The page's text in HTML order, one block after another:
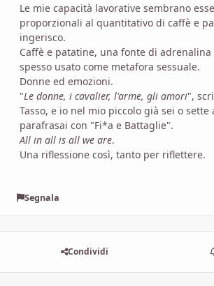
Le mie capacità lavorative sembrano
proporzionali al quantitativo di caffè e
ingerisco.
Caffè e patatine, una fonte di
spesso usato come metafora sessuale.
Donne ed emozioni.
"Le donne, i cavalier, l'arme, gli amori",
Tasso, e io nel mio piccolo già sei o sette
parafrasai con "Fi*a e Battaglie".
All in all is all we are.
Una riflessione così, tanto per riflettere.
Segnala
Condividi